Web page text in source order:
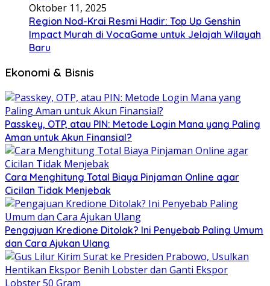
Oktober 11, 2025
Region Nod-Krai Resmi Hadir: Top Up Genshin
Impact Murah di VocaGame untuk Jelajah Wilayah
Baru
Ekonomi & Bisnis
Passkey, OTP, atau PIN: Metode Login Mana yang Paling
Aman untuk Akun Finansial?
Cara Menghitung Total Biaya Pinjaman Online agar
Cicilan Tidak Menjebak
Pengajuan Kredione Ditolak? Ini Penyebab Paling Umum
dan Cara Ajukan Ulang